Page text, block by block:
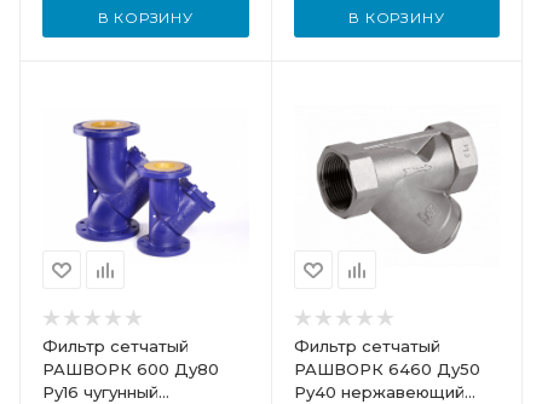
В КОРЗИНУ В КОРЗИНУ
Фильтр сетчатый
РАШВОРК 600 Ду80
Ру16 чугунный
Фильтр сетчатый
РАШВОРК 6460 Ду50
Ру40 нержавеющий